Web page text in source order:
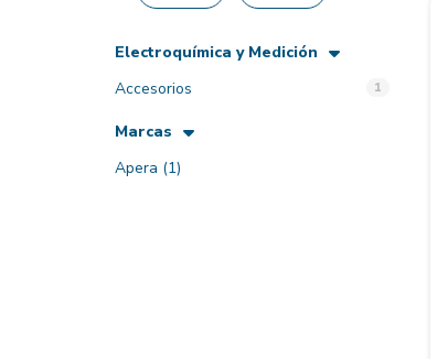
Electroquímica y Medición
Accesorios
1
Marcas
Apera (1)